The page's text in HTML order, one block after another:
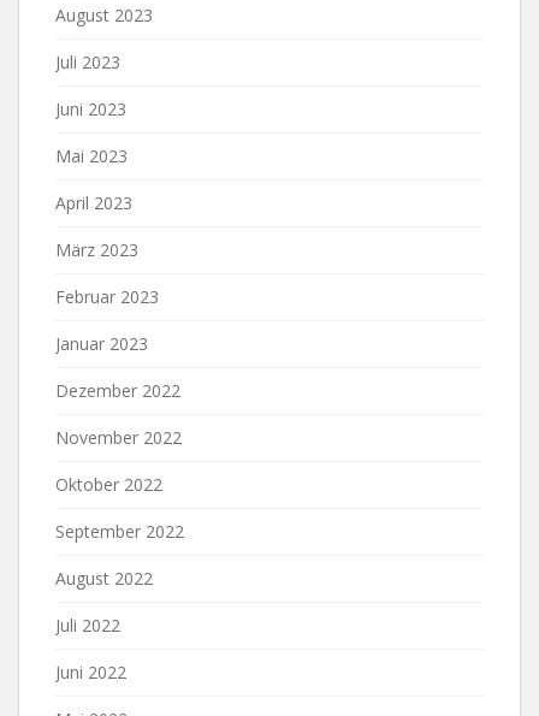
August 2023
Juli 2023
Juni 2023
Mai 2023
April 2023
März 2023
Februar 2023
Januar 2023
Dezember 2022
November 2022
Oktober 2022
September 2022
August 2022
Juli 2022
Juni 2022